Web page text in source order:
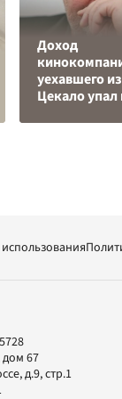
Доход
уехавшего
Цекало упал
дом 67
д.9, стр.1